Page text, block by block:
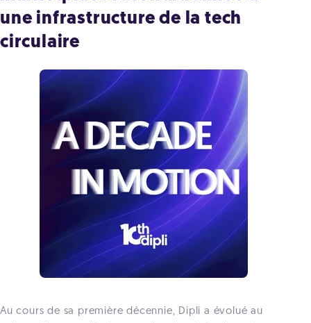
une infrastructure de la tech
circulaire
Au cours de sa première décennie, Dipli a évolué au